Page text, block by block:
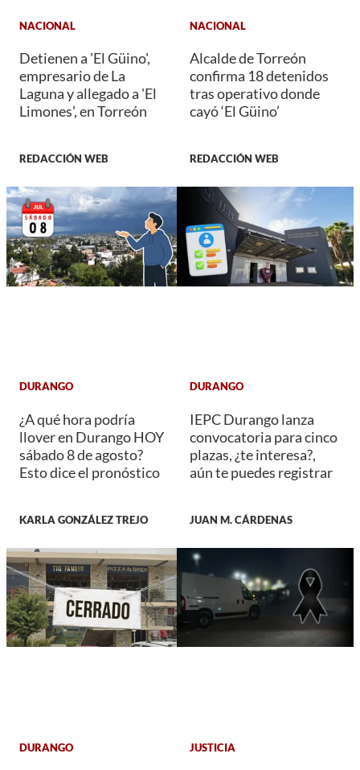
NACIONAL
Detienen a 'El Güino',
empresario de La
Laguna y allegado a 'El
Limones', en Torreón
REDACCIÓN WEB
NACIONAL
Alcalde de Torreón
confirma 18 detenidos
tras operativo donde
cayó ‘El Güino’
REDACCIÓN WEB
DURANGO
¿A qué hora podría
llover en Durango HOY
sábado 8 de agosto?
Esto dice el pronóstico
KARLA GONZÁLEZ TREJO
DURANGO
IEPC Durango lanza
convocatoria para cinco
plazas, ¿te interesa?,
aún te puedes registrar
JUAN M. CÁRDENAS
DURANGO JUSTICIA